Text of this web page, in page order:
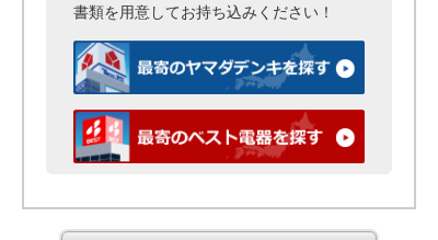
書類を用意してお持ち込みください！